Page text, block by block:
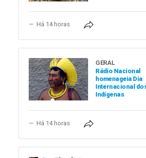
Há 14 horas
GERAL
Rádio Nacional
homenageia Dia
Internacional
Indígenas
Há 14 horas